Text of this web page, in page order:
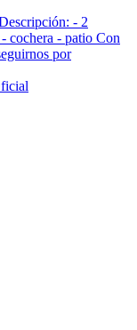
- 2
cochera - patio Con
por